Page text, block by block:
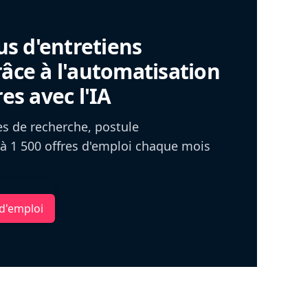
d'entretiens
à l'automatisation
avec l'IA
de recherche, postule
1 500 offres d'emploi chaque mois